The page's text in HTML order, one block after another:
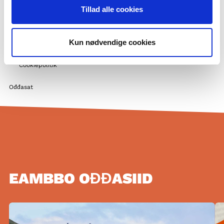
Tillad alle cookies
Kun nødvendige cookies
Cookiepolitik
Ođđasat
EAMBBO OĐĐASIID